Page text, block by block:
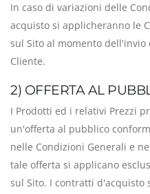
In caso di variazioni delle
acquisto si applicheranno le
sul Sito al momento
Cliente.
2) OFFERTA AL
I Prodotti ed i relativi Prezzi
un'offerta al pubblico
nelle Condizioni Generali e
tale offerta si applicano
sul Sito. I contratti d'acquisto